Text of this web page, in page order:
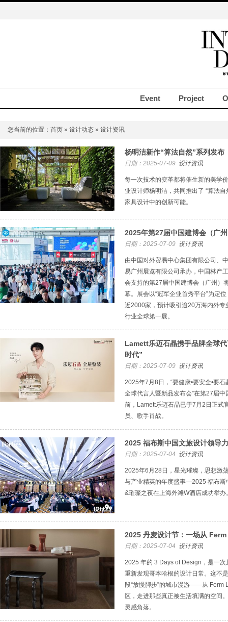
Event Project
您当前的位置： 首页 » 设计动态 » 设计资讯
杨明洁新作“算法自然”系列发布
日期：2025-07-09 设计资讯
每一次技术的变革都将催生新的美学
业设计师杨明洁，共同推出了 “算法
家具设计中的创新可能。
2025年第27届中国建博会（广
日期：2025-07-09 设计资讯
由中国对外贸易中心集团有限公司、
易广州展览有限公司承办，中国林产
会支持的第27届中国建博会（广州）
幕。展会以“冠军企业首秀平台”为定
近2000家，预计吸引逾20万海内外
行业全球第一展。
Lamett乐迈石晶携手品牌全球
时代”
日期：2025-07-09 设计资讯
2025年7月8日，“要健康•要安全•要
全球代言人暨新品发布会”在第27届
前，Lamett乐迈石晶已于7月2日正
员、歌手肖战。
2025 福布斯中国文旅设计领导
日期：2025-07-04 设计资讯
2025年6月28日，星光璀璨，思想激
与产业精英的年度盛事—2025 福布斯
&璀璨之夜在上海外滩W酒店成功举办
2025 丹麦设计节：一场从
日期：2025-07-04 设计资讯
2025 年的 3 Days of Design，是一
重新发现哥本哈根的设计日常。这不
段“放慢脚步”的城市漫游——从 Ferm
区，走进那些真正被生活填满的空间
灵感角落。